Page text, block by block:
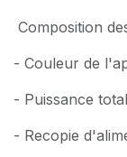
Composition
- Couleur de
- Puissance
- Recopie